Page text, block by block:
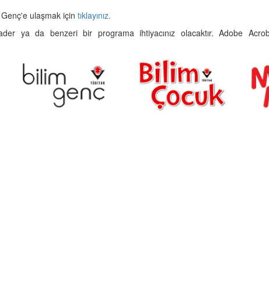
ulaşmak için tıklayınız.
ya da benzeri bir programa ihtiyacınız olacaktır. Adobe